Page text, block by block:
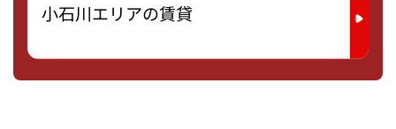
小石川エリアの賃貸